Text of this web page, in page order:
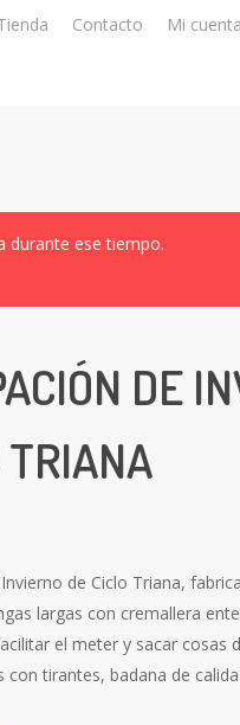
Contacto Mi cuenta
durante ese tiempo.
DE
TRIANA
de Ciclo Triana,
largas con cremallera
el meter y sacar cosas
con tirantes, badana de